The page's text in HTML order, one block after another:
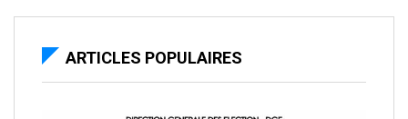
ARTICLES POPULAIRES